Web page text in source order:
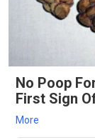
No Poop
First Sign
More